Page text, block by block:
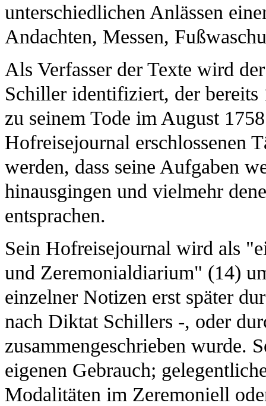
unterschiedlichen Anlässen
Andachten, Messen,
Als Verfasser der Texte wird
Schiller identifiziert, der bereits
zu seinem Tode im August
Hofreisejournal erschlossenen
werden, dass seine Aufgaben
hinausgingen und vielmehr
entsprachen.
Sein Hofreisejournal wird als
und Zeremonialdiarium" (14)
einzelner Notizen erst später
nach Diktat Schillers -, oder
zusammengeschrieben wurde.
eigenen Gebrauch;
Modalitäten im Zeremoniell